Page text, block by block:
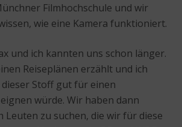
Filmhochschule und wir
wie eine Kamera funktioniert.
und ich kannten uns schon länger.
Reiseplänen erzählt und ich
dieser Stoff gut für einen
würde. Wir haben dann
Leuten zu suchen, die wir für diese